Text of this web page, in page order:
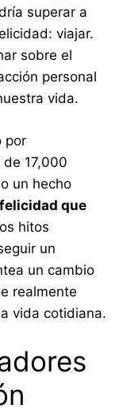
superar a
viajar.
sobre el
personal
vida.
por
17,000
un hecho
que
hitos
un
un cambio
realmente
vida cotidiana.